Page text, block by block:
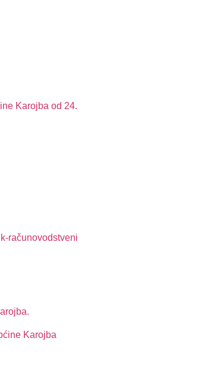
Karojba od 24.
računovodstveni
Karojba